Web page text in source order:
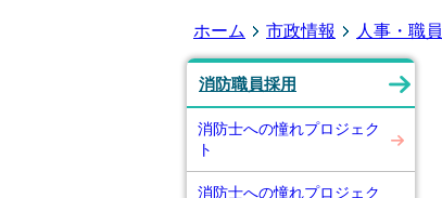
ホーム 市政情報 人事・職員
消防職員採用
消防士への憧れプロジェク
ト
消防士への憧れプロジェク